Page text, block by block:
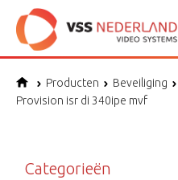
Producten Beveiliging
Provision isr di 340ipe mvf
Categorieën